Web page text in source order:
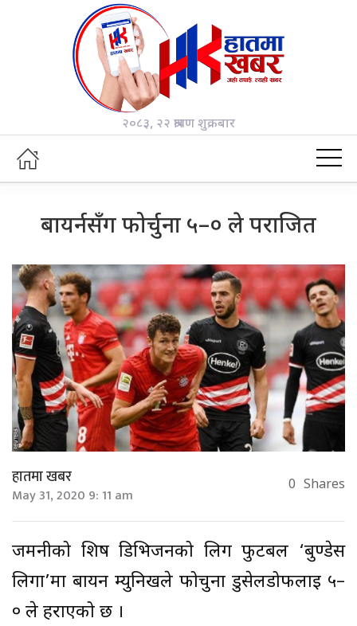
२०८३, २२ श्रावण शुक्रबार
बायर्नसँग फोर्चुना ५–० ले पराजित
हातमा खबर
May 31, 2020 9: 11 am 0 Shares
जर्मनीको शिर्ष डिभिजनको लिग फुटबल ‘बुण्डेस
लिगा’मा बार्यन म्युनिखले फोर्चुना डुसेलडोर्फलाई ५–
० ले हराएको छ ।